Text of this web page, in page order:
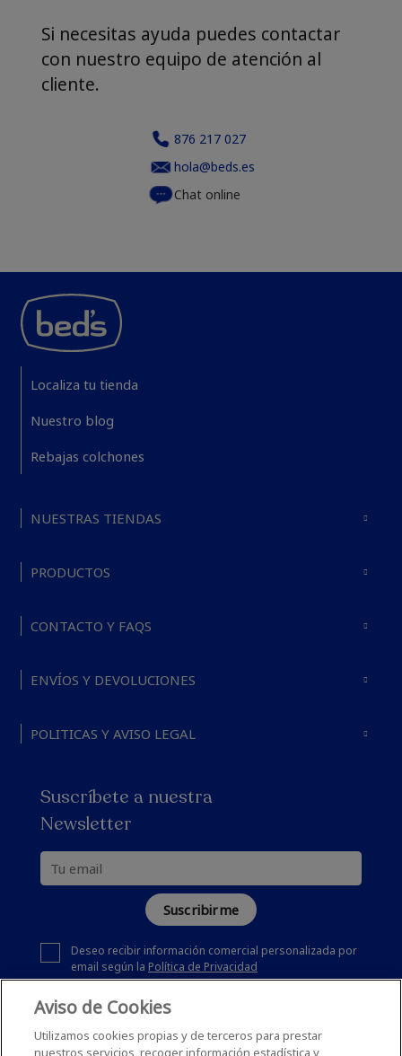
Si necesitas ayuda puedes contactar
con nuestro equipo de atención al
cliente.
876 217 027
hola@beds.es
Chat online
Localiza tu tienda
Nuestro blog
Rebajas colchones
NUESTRAS TIENDAS
PRODUCTOS
CONTACTO Y FAQS
ENVÍOS Y DEVOLUCIONES
POLITICAS Y AVISO LEGAL
Suscríbete a nuestra
Newsletter
Suscribirme
Deseo recibir información comercial personalizada por
email según la Política de Privacidad
Aviso de Cookies
Utilizamos cookies propias y de terceros para prestar
nuestros servicios, recoger información estadística y